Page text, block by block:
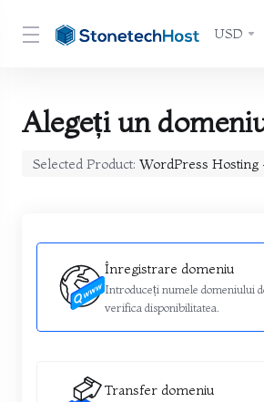
USD
Alegeți un
Selected Product: WordPress
Înregistrare domeniu
Introduceți numele domeniului
verifica disponibilitatea.
Transfer domeniu